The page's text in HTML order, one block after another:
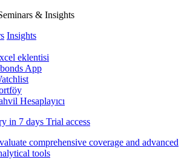
& Insights
Insights
eklentisi
App
Hesaplayıcı
in 7 days Trial access
comprehensive coverage and advanced
tools